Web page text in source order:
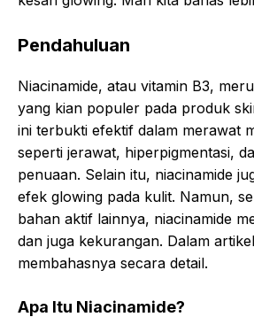
Pendahuluan
Niacinamide, atau vitamin B3,
yang kian populer pada produk
ini terbukti efektif dalam merawat
seperti jerawat, hiperpigmentasi,
penuaan. Selain itu, niacinamide
efek glowing pada kulit. Namun,
bahan aktif lainnya, niacinamide
dan juga kekurangan. Dalam
membahasnya secara detail.
Apa Itu Niacinamide?